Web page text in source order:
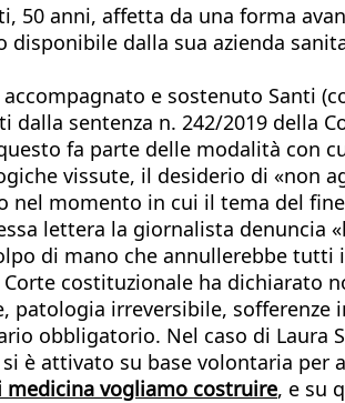
50 anni, affetta da una forma
disponibile dalla sua azienda
accompagnato e sostenuto
sentenza n. 242/2019 della
fa parte delle modalità con
vissute, il desiderio di «non
momento in cui il tema del
lettera la giornalista denuncia
di mano che annullerebbe tutti
costituzionale ha dichiarato
patologia irreversibile,
obbligatorio. Nel caso di
attivato su base volontaria per
vogliamo costruire, e su